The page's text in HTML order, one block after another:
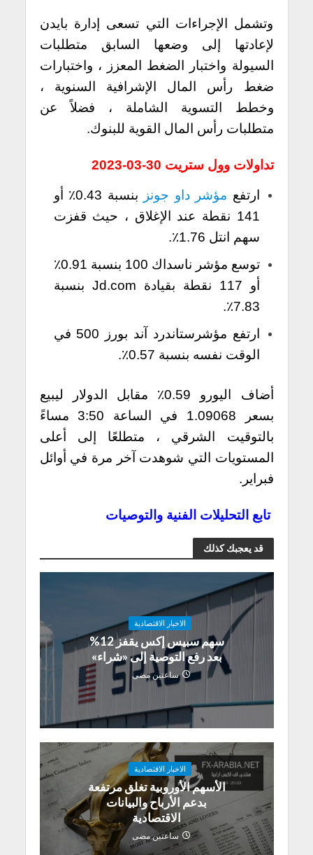
وتشمل الإجراءات التي تسعى إدارة بايدن
لإعادتها إلى وضعها السابق متطلبات
السيولة واختبار الضغط المعزز ، واختبارات
ضغط رأس المال الإشرافية السنوية ،
وخطط التسوية الشاملة ، فضلاً عن
متطلبات رأس المال القوية للبنوك.
تداولات وول ستريت 30-03-2023
ارتفع مؤشر داو جونز
بنسبة 0.43٪ أو
141 نقطة عند الإغلاق ، حيث قفزت
سهم انتل 1.76٪.
توسع مؤشر ناسداك 100 بنسبة 0.91٪
أو 117 نقطة بقيادة Jd.com بنسبة
7.83٪.
ارتفع مؤشرستاندرد آند بورز 500 في
الوقت نفسه بنسبة 0.57٪.
أضاف اليورو 0.59٪ مقابل الدولار ليبيع
بسعر 1.09068 في الساعة 3:50 مساءً
بالتوقيت الشرقي ، متطلعًا إلى أعلى
المستويات التي شوهدت آخر مرة في أوائل
فبراير.
تابع التحليلات الفنية والتوصيات
قد يعجبك كذلك
الاخبار الاقتصادية
سهم سبيس إكس يقفز 12%
بعد رفع التوصية إلى «شراء»
ساعتين مضى
الاخبار الاقتصادية
الأسهم الأوروبية تغلق مرتفعة
بدعم الأرباح والبيانات
الاقتصادية
ساعتين مضى